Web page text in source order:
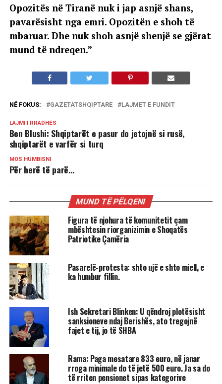
Opozitës në Tiranë nuk i jap asnjë shans,
pavarësisht nga emri. Opozitën e shoh të
mbaruar. Dhe nuk shoh asnjë shenjë se gjërat
mund të ndreqen.”
NË FOKUS: GAZETATSHQIPTARE LAJMET E FUNDIT
LAJMI I RRADHËS
Ben Blushi: Shqiptarët e pasur do jetojnë si rusë,
shqiptarët e varfër si turq
MOS HUMBISNI
Për herë të parë…
MUND TË PËLQENI
Figura të njohura të komunitetit çam
mbështesin riorganizimin e Shoqatës
Patriotike Çamëria
Pasarelë-protesta: shto ujë e shto miell, e
ka humbur fillin.
Ish Sekretari Blinken: U qëndroj plotësisht
sanksioneve ndaj Berishës, ato tregojnë
fajet e tij, jo të SHBA
Rama: Paga mesatare 833 euro, në janar
rroga minimale do të jetë 500 euro. Ja sa do
të rriten pensionet sipas kategorive